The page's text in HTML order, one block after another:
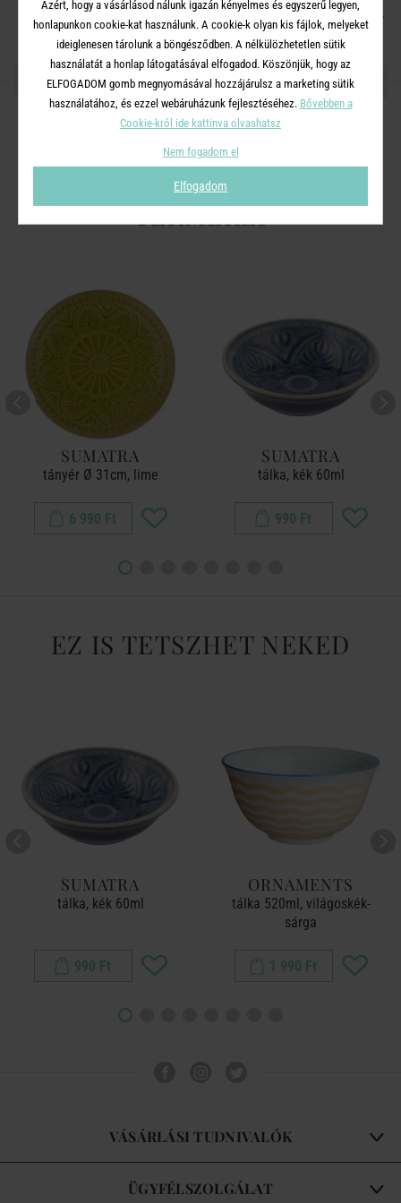
Mosogatógépben mosható. Mikrohullámú sütőben használható.
OSZD MEG MÁSOKKAL!
A TERMÉKCSALÁD TOVÁBBI
TERMÉKEI
SUMATRA
tányér Ø 31cm, lime
6 990 Ft
SUMATRA
tálka, kék 60ml
990 Ft
EZ IS TETSZHET NEKED
SUMATRA
tálka, kék 60ml
990 Ft
ORNAMENTS
tálka 520ml, világoskék-
sárga
1 990 Ft
VÁSÁRLÁSI TUDNIVALÓK
ÜGYFÉLSZOLGÁLAT
Azért, hogy a vásárlásod nálunk igazán kényelmes és egyszerű legyen,
honlapunkon cookie-kat használunk. A cookie-k olyan kis fájlok, melyeket
ideiglenesen tárolunk a böngésződben. A nélkülözhetetlen sütik
használatát a honlap látogatásával elfogadod. Köszönjük, hogy az
ELFOGADOM gomb megnyomásával hozzájárulsz a marketing sütik
használatához, és ezzel webáruházunk fejlesztéséhez. Bővebben a
Cookie-król ide kattinva olvashatsz
Nem fogadom el
Elfogadom